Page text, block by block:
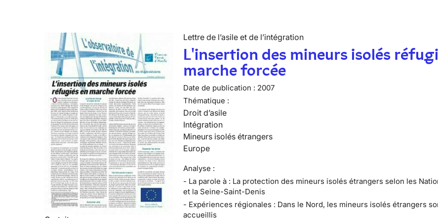
Lettre de l’asile et de l’intégration
L'insertion des mineurs isolés
marche forcée
Date de publication : 2007
Thématique :
Droit d’asile
Intégration
Mineurs isolés étrangers
Europe
Analyse :
- La parole à : La protection des mineurs isolés étrangers selon les
et la Seine-Saint-Denis
- Expériences régionales : Dans le Nord, les mineurs isolés étrangers
accueillis